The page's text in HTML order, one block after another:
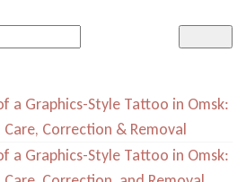
a Graphics-Style Tattoo in Omsk:
Correction & Removal
a Graphics-Style Tattoo in Omsk: